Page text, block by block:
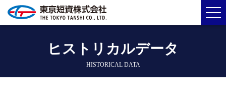
ヒストリカルデータ
HISTORICAL DATA